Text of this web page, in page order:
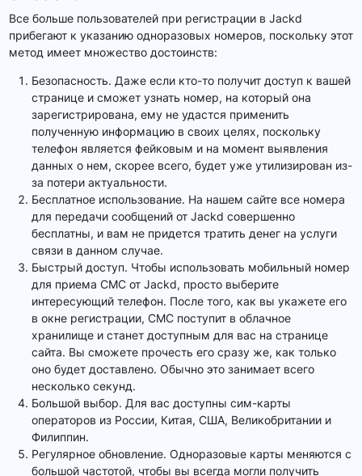
Все больше пользователей при регистрации в Jackd
прибегают к указанию одноразовых номеров, поскольку этот
метод имеет множество достоинств:
Безопасность. Даже если кто-то получит доступ к вашей
странице и сможет узнать номер, на который она
зарегистрирована, ему не удастся применить
полученную информацию в своих целях, поскольку
телефон является фейковым и на момент выявления
данных о нем, скорее всего, будет уже утилизирован из-
за потери актуальности.
Бесплатное использование. На нашем сайте все номера
для передачи сообщений от Jackd совершенно
бесплатны, и вам не придется тратить денег на услуги
связи в данном случае.
Быстрый доступ. Чтобы использовать мобильный номер
для приема СМС от Jackd, просто выберите
интересующий телефон. После того, как вы укажете его
в окне регистрации, СМС поступит в облачное
хранилище и станет доступным для вас на странице
сайта. Вы сможете прочесть его сразу же, как только
оно будет доставлено. Обычно это занимает всего
несколько секунд.
Большой выбор. Для вас доступны сим-карты
операторов из России, Китая, США, Великобритании и
Филиппин.
Регулярное обновление. Одноразовые карты меняются с
большой частотой, чтобы вы всегда могли получить